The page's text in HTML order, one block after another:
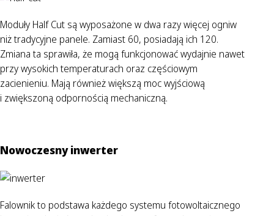
Moduły Half Cut są wyposażone w dwa razy więcej ogniw
niż tradycyjne panele. Zamiast 60, posiadają ich 120.
Zmiana ta sprawiła, że mogą funkcjonować wydajnie nawet
przy wysokich temperaturach oraz częściowym
zacienieniu. Mają również większą moc wyjściową
i zwiększoną odpornością mechaniczną.
Nowoczesny inwerter
Falownik to podstawa każdego systemu fotowoltaicznego